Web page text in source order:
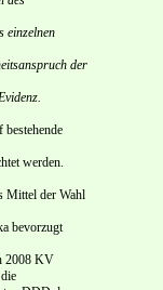
einzelnen
der
werden.
Mittel der Wahl
bevorzugt
2008 KV